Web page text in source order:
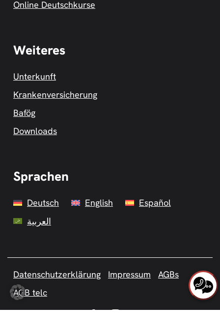
Online Deutschkurse
Weiteres
Unterkunft
Krankenversicherung
Bafög
Downloads
Sprachen
Deutsch English
Español
العربية
Datenschutzerklärung Impressum
AGBs
AGB telc